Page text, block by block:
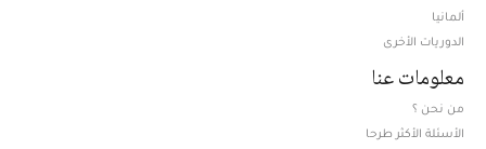
ألمانيا
الدوريات الأخرى
معلومات عنا
من نحن ؟
الأسئلة الأكثر طرحا